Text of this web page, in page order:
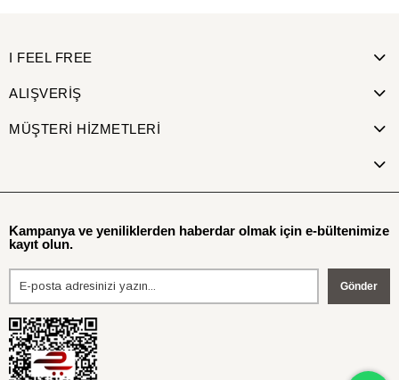
I FEEL FREE
ALIŞVERİŞ
MÜŞTERİ HİZMETLERİ
Kampanya ve yeniliklerden haberdar olmak için e-bültenimize
kayıt olun.
Gönder